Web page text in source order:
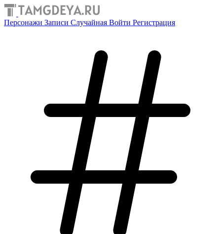
Персонажи Записи Случайная Войти Регистрация